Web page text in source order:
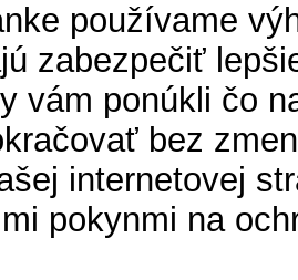
používame
zabezpečiť
vám ponúkli čo
bez
internetovej
pokynmi na